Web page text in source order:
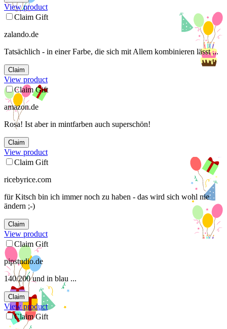
View product
Claim Gift
zalando.de
Tatsächlich - in einer Farbe, die sich mit Allem kombinieren lässt ...
Claim
View product
Claim Gift
amazon.de
Rosa! Ist aber in mintfarben auch superschön!
Claim
View product
Claim Gift
ricebyrice.com
für Kitsch bin ich immer noch zu haben - das wird sich wohl nie
ändern ;-)
Claim
View product
Claim Gift
pipstudio.de
140/200 und in blau ...
Claim
View product
Claim Gift